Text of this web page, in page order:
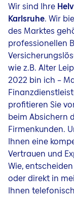
Wir sind Ihre
Karlsruhe. Wir
des Marktes
professionellen
wie z.B. Alter
2022 bin ich –
profitieren Sie
beim Absichern
Firmenkunden.
Ihnen eine
Vertrauen und
Wie,
oder direkt in
Ihnen